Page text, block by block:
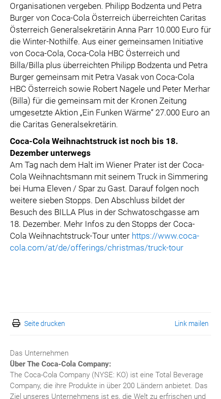
Organisationen vergeben. Philipp Bodzenta und Petra
Burger von Coca-Cola Österreich überreichten Caritas
Österreich Generalsekretärin Anna Parr 10.000 Euro für
die Winter-Nothilfe. Aus einer gemeinsamen Initiative
von Coca-Cola, Coca-Cola HBC Österreich und
Billa/Billa plus überreichten Philipp Bodzenta und Petra
Burger gemeinsam mit Petra Vasak von Coca-Cola
HBC Österreich sowie Robert Nagele und Peter Merhar
(Billa) für die gemeinsam mit der Kronen Zeitung
umgesetzte Aktion „Ein Funken Wärme“ 27.000 Euro an
die Caritas Generalsekretärin.
Coca-Cola Weihnachtstruck ist noch bis 18.
Dezember unterwegs
Am Tag nach dem Halt im Wiener Prater ist der Coca-
Cola Weihnachtsmann mit seinem Truck in Simmering
bei Huma Eleven / Spar zu Gast. Darauf folgen noch
weitere sieben Stopps. Den Abschluss bildet der
Besuch des BILLA Plus in der Schwatoschgasse am
18. Dezember. Mehr Infos zu den Stopps der Coca-
Cola Weihnachtstruck-Tour unter https://www.coca-
cola.com/at/de/offerings/christmas/truck-tour
Seite drucken Link mailen
Das Unternehmen
Über The Coca-Cola Company:
The Coca-Cola Company (NYSE: KO) ist eine Total Beverage
Company, die ihre Produkte in über 200 Ländern anbietet. Das
Ziel unseres Unternehmens ist es, die Welt zu erfrischen und